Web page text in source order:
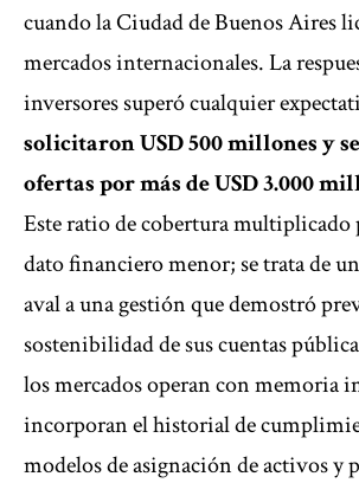
cuando la Ciudad de Buenos Aires
mercados internacionales. La
inversores superó cualquier
solicitaron USD 500 millones y
ofertas por más de USD 3.000
Este ratio de cobertura multiplicado
dato financiero menor; se trata de
aval a una gestión que demostró
sostenibilidad de sus cuentas
los mercados operan con memoria
incorporan el historial de
modelos de asignación de activos y